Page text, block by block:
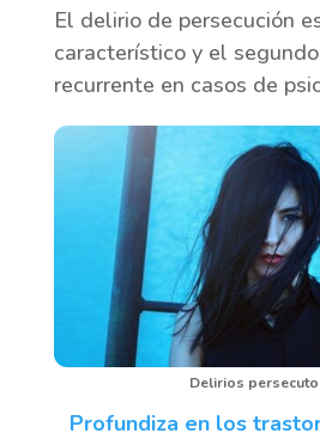
El delirio de persecución
característico y el
recurrente en casos de
Delirios
Profundiza en los